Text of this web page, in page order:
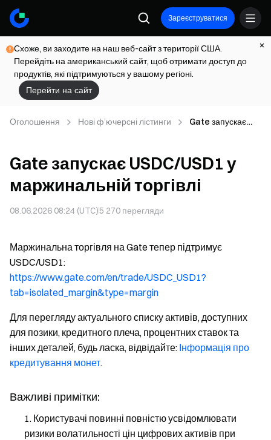
Зареєструватися
Схоже, ви заходите на наш веб-сайт з території США.
Перейдіть на американський сайт, щоб отримати доступ до
продуктів, які підтримуються у вашому регіоні.
Перейти на сайт
Оголошення Нові ф’ючерсні лістинги
Gate запускає
торгівлі
Gate запускає USDC/USD1 у
маржинальній торгівлі
08.06.2026 08:24 (UTC)5 270 перегляди
Маржинальна торгівля на Gate тепер підтримує
USDC/USD1:
https://www.gate.com/en/trade/USDC_USD1?
tab=isolated_margin&type=margin
Для перегляду актуального списку активів, доступних
для позики, кредитного плеча, процентних ставок та
інших деталей, будь ласка, відвідайте: Інформація про
кредитування монет.
Важливі примітки:
Користувачі повинні повністю усвідомлювати
ризики волатильності цін цифрових активів при